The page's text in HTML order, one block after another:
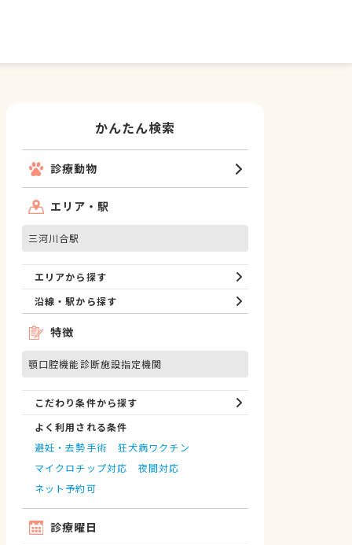
かんたん検索
診療動物
エリア・駅
三河川合駅
エリアから探す
沿線・駅から探す
特徴
顎口腔機能診断施設指定機関
こだわり条件から探す
よく利用される条件
避妊・去勢手術
狂犬病ワクチン
マイクロチップ対応
夜間対応
ネット予約可
診療曜日